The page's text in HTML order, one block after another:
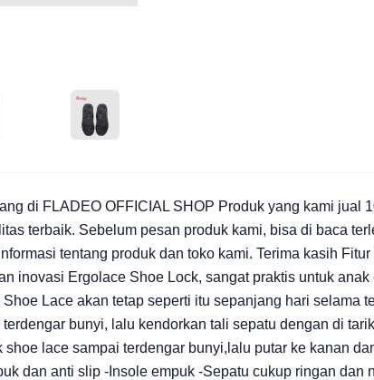
ANGLED VIEW
di FLADEO OFFICIAL SHOP Produk yang kami jual
terbaik. Sebelum pesan produk kami, bisa di baca
tentang produk dan toko kami. Terima kasih
inovasi Ergolace Shoe Lock, sangat praktis untuk
Lace akan tetap seperti itu sepanjang hari selama
bunyi, lalu kendorkan tali sepatu dengan di
shoe lace sampai terdengar bunyi,lalu putar ke kanan
dan anti slip -Insole empuk -Sepatu cukup ringan dan